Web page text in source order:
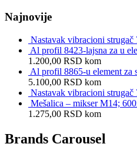
Najnovije
Nastavak vibracioni strugač
Al profil 8423-lajsna za u
1.200,00 RSD kom
Al profil 8865-u element za
5.100,00 RSD kom
Nastavak vibracioni strugač
Mešalica – mikser M14;
1.275,00 RSD kom
Brands Carousel